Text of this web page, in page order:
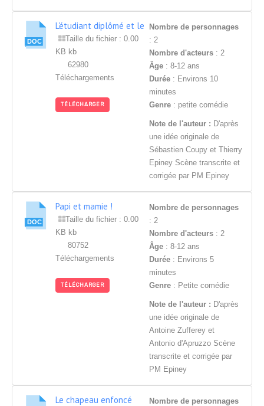
L'étudiant diplômé et le
journaliste
Taille du fichier : 0.00
KB kb
62980
Téléchargements
TÉLÉCHARGER
Nombre de personnages
: 2
Nombre d'acteurs : 2
Âge : 8-12 ans
Durée : Environs 10
minutes
Genre : petite comédie
Note de l'auteur : D'après
une idée originale de
Sébastien Coupy et Thierry
Epiney Scène transcrite et
corrigée par PM Epiney
Papi et mamie !
Taille du fichier : 0.00
KB kb
80752
Téléchargements
TÉLÉCHARGER
Nombre de personnages
: 2
Nombre d'acteurs : 2
Âge : 8-12 ans
Durée : Environs 5
minutes
Genre : Petite comédie
Note de l'auteur : D'après
une idée originale de
Antoine Zufferey et
Antonio d'Apruzzo Scène
transcrite et corrigée par
PM Epiney
Le chapeau enfoncé
Nombre de personnages